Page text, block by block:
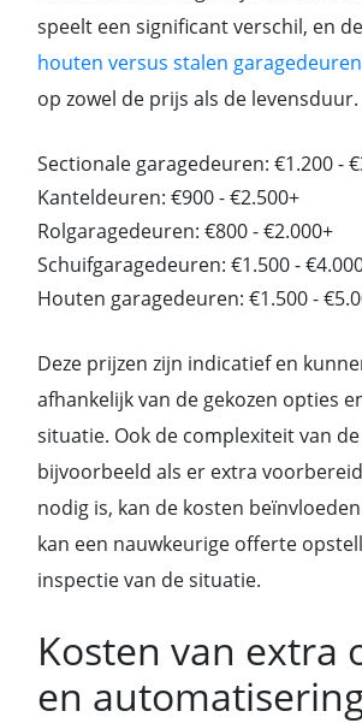
speelt een significant verschil, en
houten versus stalen garagedeuren
op zowel de prijs als de levensduur.
Sectionale garagedeuren: €1.200 -
Kanteldeuren: €900 - €2.500+
Rolgaragedeuren: €800 - €2.000+
Schuifgaragedeuren: €1.500 -
Houten garagedeuren: €1.500 -
Deze prijzen zijn indicatief en
afhankelijk van de gekozen opties
situatie. Ook de complexiteit van
bijvoorbeeld als er extra
nodig is, kan de kosten
kan een nauwkeurige offerte
inspectie van de situatie.
Kosten van extra
en